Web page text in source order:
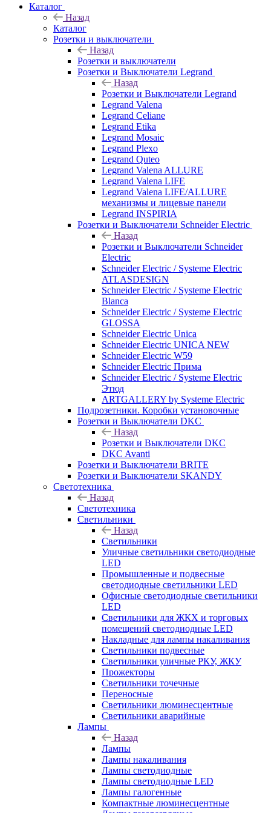
Каталог
Назад
Каталог
Розетки и выключатели
Назад
Розетки и выключатели
Розетки и Выключатели Legrand
Назад
Розетки и Выключатели Legrand
Legrand Valena
Legrand Celiane
Legrand Etika
Legrand Mosaic
Legrand Plexo
Legrand Quteo
Legrand Valena ALLURE
Legrand Valena LIFE
Legrand Valena LIFE/ALLURE
механизмы и лицевые панели
Legrand INSPIRIA
Розетки и Выключатели Schneider Electric
Назад
Розетки и Выключатели Schneider
Electric
Schneider Electric / Systeme Electric
ATLASDESIGN
Schneider Electric / Systeme Electric
Blanca
Schneider Electric / Systeme Electric
GLOSSA
Schneider Electric Unica
Schneider Electric UNICA NEW
Schneider Electric W59
Schneider Electric Прима
Schneider Electric / Systeme Electric
Этюд
ARTGALLERY by Systeme Electric
Подрозетники. Коробки установочные
Розетки и Выключатели DKC
Назад
Розетки и Выключатели DKC
DKC Avanti
Розетки и Выключатели BRITE
Розетки и Выключатели SKANDY
Светотехника
Назад
Светотехника
Светильники
Назад
Светильники
Уличные светильники светодиодные
LED
Промышленные и подвесные
светодиодные светильники LED
Офисные светодиодные светильники
LED
Светильники для ЖКХ и торговых
помещений светодиодные LED
Накладные для лампы накаливания
Светильники подвесные
Светильники уличные РКУ, ЖКУ
Прожекторы
Cветильники точечные
Переносные
Светильники люминесцентные
Светильники аварийные
Лампы
Назад
Лампы
Лампы накаливания
Лампы светодиодные
Лампы светодиодные LED
Лампы галогенные
Компактные люминесцентные